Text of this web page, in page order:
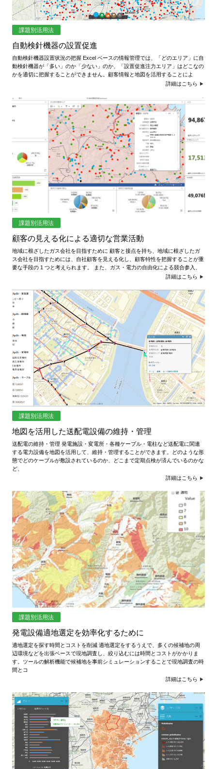
課題別活用法
自動検針機器の設置促進
自動検針機器設置状況の把握 Excel ベースの情報管理では、「どのエリア」に自
動検針機器が「多い」のか「少ない」のか、「設置促進注力エリア」はどこなの
かを適切に把握することができません。顧客情報と地図を活用することによ
詳細はこちら
課題別活用法
顧客の見える化による適切な営業活動
地域に根ざしたガス会社を目指すために 顧客と接点を持ち、地域に根ざしたガ
ス会社を目指すためには、自社顧客を見える化し、顧客特性を把握することが重
要な手段の 1 つと考えられます。 また、ガス・電力の自由化による競合参入、
詳細はこちら
課題別活用法
地図を活用した送配電設備の維持・管理
送配電の維持・管理 発電施設・変電所・各種ケーブル・電柱など送配電に関連
する電力設備を地図を活用して、維持・管理することができます。どのような形
態でどのケーブルが敷設されているのか、どこまで定期点検が済んでいるのかな
ど、
詳細はこちら
課題別活用法
発電設備適地選定を効率化するために
適地選定を探す時間とコストを削減 適地選定をするうえで、多くの候補地の周
辺環境などを出張ベースで現地調査し、絞り込むには時間とコストがかかりま
す。ツールの解析機能で候補地を事前シミュレーションすることで現地調査の時
間とコ
詳細はこちら